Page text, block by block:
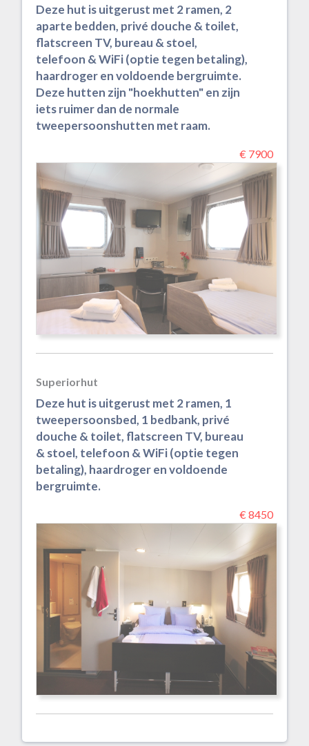
Deze hut is uitgerust met 2 ramen, 2
aparte bedden, privé douche & toilet,
flatscreen TV, bureau & stoel,
telefoon & WiFi (optie tegen betaling),
haardroger en voldoende bergruimte.
Deze hutten zijn "hoekhutten" en zijn
iets ruimer dan de normale
tweepersoonshutten met raam.
€ 7900
Superiorhut
Deze hut is uitgerust met 2 ramen, 1
tweepersoonsbed, 1 bedbank, privé
douche & toilet, flatscreen TV, bureau
& stoel, telefoon & WiFi (optie tegen
betaling), haardroger en voldoende
bergruimte.
€ 8450